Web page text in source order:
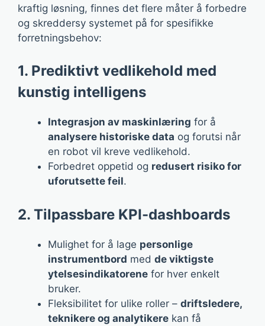
kraftig løsning, finnes det flere måter å forbedre
og skreddersy systemet på for spesifikke
forretningsbehov:
1. Prediktivt vedlikehold med
kunstig intelligens
Integrasjon av maskinlæring for å
analysere historiske data og forutsi når
en robot vil kreve vedlikehold.
Forbedret oppetid og redusert risiko for
uforutsette feil.
2. Tilpassbare KPI-dashboards
Mulighet for å lage personlige
instrumentbord med de viktigste
ytelsesindikatorene for hver enkelt
bruker.
Fleksibilitet for ulike roller – driftsledere,
teknikere og analytikere kan få